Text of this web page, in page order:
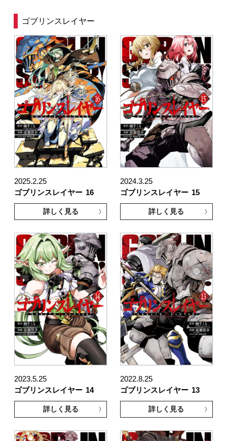
ゴブリンスレイヤー
2025.2.25
ゴブリンスレイヤー 16
詳しく見る
2024.3.25
ゴブリンスレイヤー 15
詳しく見る
2023.5.25
ゴブリンスレイヤー 14
詳しく見る
2022.8.25
ゴブリンスレイヤー 13
詳しく見る